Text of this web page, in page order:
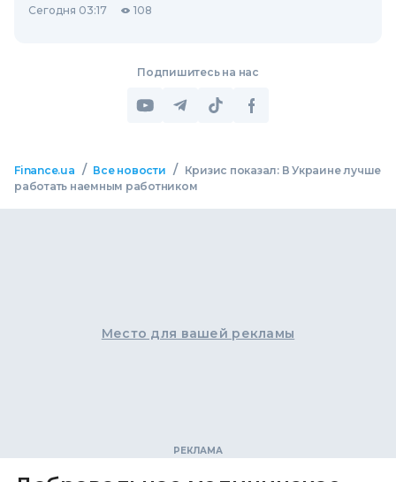
Сегодня 03:17 108
Подпишитесь на нас
Finance.ua / Все новости /
Кризис показал: В Украине лучше
работать наемным работником
Место для вашей рекламы